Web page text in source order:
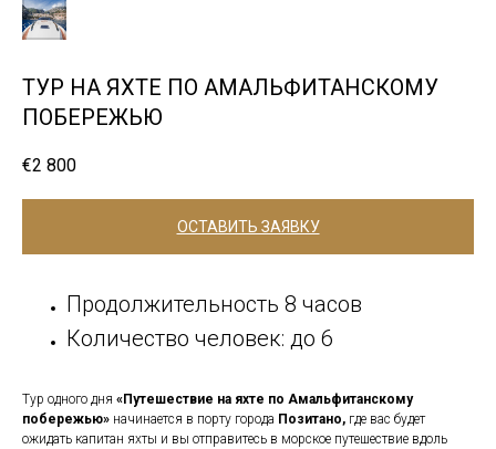
ТУР НА ЯХТЕ ПО АМАЛЬФИТАНСКОМУ
ПОБЕРЕЖЬЮ
€2 800
ОСТАВИТЬ ЗАЯВКУ
Продолжительность 8 часов
Количество человек: до 6
Тур одного дня «Путешествие на яхте по Амальфитанскому
побережью» начинается в порту города Позитано, где вас будет
ожидать капитан яхты и вы отправитесь в морское путешествие вдоль